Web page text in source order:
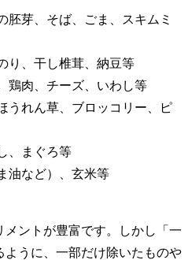
胚芽、そば、ごま、スキムミ
り、干し椎茸、納豆等
鶏肉、チーズ、いわし等
うれん草、ブロッコリー、ピ
、まぐろ等
油など）、玄米等
ントが豊富です。しかし「一
うに、一部だけ除いたものや